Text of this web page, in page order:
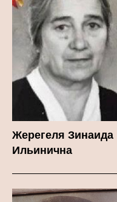
Жерегеля Зинаида
Ильинична